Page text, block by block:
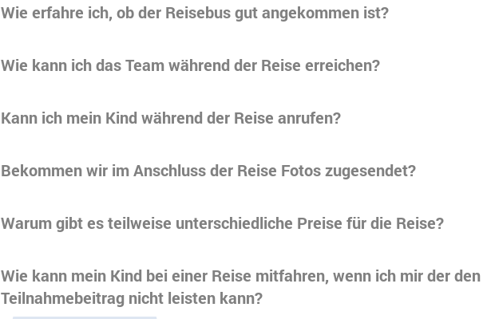
Wie erfahre ich, ob der Reisebus gut angekommen ist?
Wie kann ich das Team während der Reise erreichen?
Kann ich mein Kind während der Reise anrufen?
Bekommen wir im Anschluss der Reise Fotos zugesendet?
Warum gibt es teilweise unterschiedliche Preise für die Reise?
Wie kann mein Kind bei einer Reise mitfahren, wenn ich mir der den
Teilnahmebeitrag nicht leisten kann?